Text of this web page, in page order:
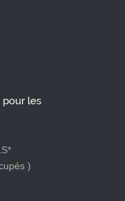
pour les
)